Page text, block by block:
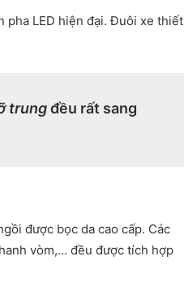
pha LED hiện đại. Đuôi xe thiết
trungđều rất sang
được bọc da cao cấp. Các
vòm,… đều được tích hợp